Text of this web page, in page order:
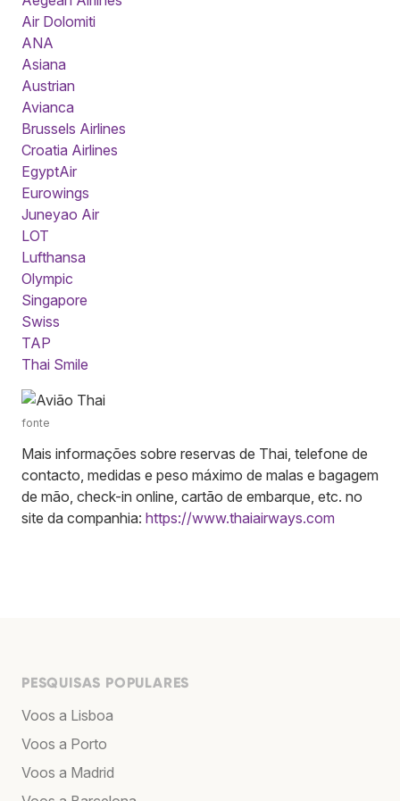
Air Dolomiti
ANA
Asiana
Austrian
Avianca
Brussels Airlines
Croatia Airlines
EgyptAir
Eurowings
Juneyao Air
LOT
Lufthansa
Olympic
Singapore
Swiss
TAP
Thai Smile
fonte
Mais informações sobre reservas de Thai, telefone de
contacto, medidas e peso máximo de malas e bagagem
de mão, check-in online, cartão de embarque, etc. no
site da companhia: https://www.thaiairways.com
PESQUISAS POPULARES
Voos a Lisboa
Voos a Porto
Voos a Madrid